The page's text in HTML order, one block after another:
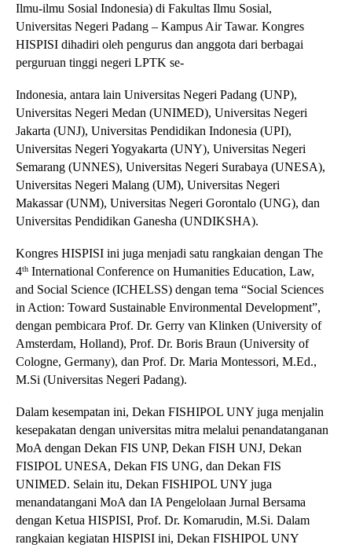
Ilmu-ilmu Sosial Indonesia) di Fakultas Ilmu Sosial,
Universitas Negeri Padang – Kampus Air Tawar. Kongres
HISPISI dihadiri oleh pengurus dan anggota dari berbagai
perguruan tinggi negeri LPTK se-
Indonesia, antara lain Universitas Negeri Padang (UNP),
Universitas Negeri Medan (UNIMED), Universitas Negeri
Jakarta (UNJ), Universitas Pendidikan Indonesia (UPI),
Universitas Negeri Yogyakarta (UNY), Universitas Negeri
Semarang (UNNES), Universitas Negeri Surabaya (UNESA),
Universitas Negeri Malang (UM), Universitas Negeri
Makassar (UNM), Universitas Negeri Gorontalo (UNG), dan
Universitas Pendidikan Ganesha (UNDIKSHA).
Kongres HISPISI ini juga menjadi satu rangkaian dengan The
4th International Conference on Humanities Education, Law,
and Social Science (ICHELSS) dengan tema “Social Sciences
in Action: Toward Sustainable Environmental Development”,
dengan pembicara Prof. Dr. Gerry van Klinken (University of
Amsterdam, Holland), Prof. Dr. Boris Braun (University of
Cologne, Germany), dan Prof. Dr. Maria Montessori, M.Ed.,
M.Si (Universitas Negeri Padang).
Dalam kesempatan ini, Dekan FISHIPOL UNY juga menjalin
kesepakatan dengan universitas mitra melalui penandatanganan
MoA dengan Dekan FIS UNP, Dekan FISH UNJ, Dekan
FISIPOL UNESA, Dekan FIS UNG, dan Dekan FIS
UNIMED. Selain itu, Dekan FISHIPOL UNY juga
menandatangani MoA dan IA Pengelolaan Jurnal Bersama
dengan Ketua HISPISI, Prof. Dr. Komarudin, M.Si. Dalam
rangkaian kegiatan HISPISI ini, Dekan FISHIPOL UNY